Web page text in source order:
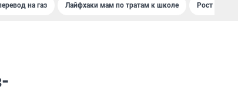
на газ Лайфхаки мам по тратам к школе Рост цен на